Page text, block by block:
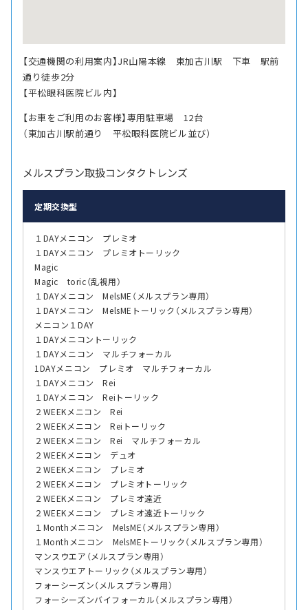
【交通機関の利用案内】JR山陽本線 東加古川駅 下車 駅前
通り徒歩2分
【平松眼科医院ビル内】
【お車をご利用のお客様】専用駐車場 12台
（東加古川駅前通り 平松眼科医院ビル並び）
メルスプラン取扱コンタクトレンズ
定期交換型
１DAYメニコン プレミオ
１DAYメニコン プレミオトーリック
Magic
Magic toric（乱視用）
１DAYメニコン MelsME（メルスプラン専用）
１DAYメニコン MelsMEトーリック（メルスプラン専用）
メニコン１DAY
１DAYメニコントーリック
１DAYメニコン マルチフォーカル
1DAYメニコン プレミオ マルチフォーカル
１DAYメニコン Rei
１DAYメニコン Reiトーリック
２WEEKメニコン Rei
２WEEKメニコン Reiトーリック
２WEEKメニコン Rei マルチフォーカル
２WEEKメニコン デュオ
２WEEKメニコン プレミオ
２WEEKメニコン プレミオトーリック
２WEEKメニコン プレミオ遠近
２WEEKメニコン プレミオ遠近トーリック
１Monthメニコン MelsME（メルスプラン専用）
１Monthメニコン MelsMEトーリック（メルスプラン専用）
マンスウエア（メルスプラン専用）
マンスウエアトーリック（メルスプラン専用）
フォーシーズン（メルスプラン専用）
フォーシーズンバイフォーカル（メルスプラン専用）